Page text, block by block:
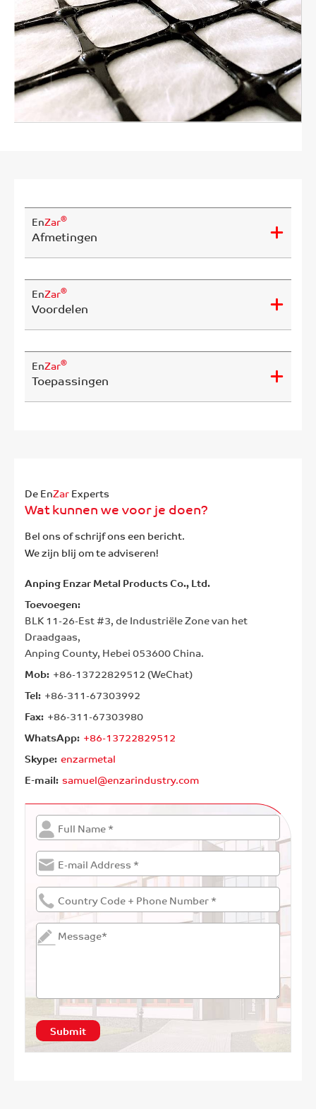
EnZar®
Afmetingen
EnZar®
Voordelen
EnZar®
Toepassingen
De EnZarExperts
Wat kunnen we voor je doen?
Bel ons of schrijf ons een bericht.
We zijn blij om te adviseren!
Anping Enzar Metal Products Co., Ltd.
Toevoegen:
BLK 11-26-Est #3, de Industriële Zone van het
Draadgaas,
Anping County, Hebei 053600 China.
Mob: +86-13722829512 (WeChat)
Tel: +86-311-67303992
Fax: +86-311-67303980
WhatsApp: +86-13722829512
Skype: enzarmetal
E-mail: samuel@enzarindustry.com
Submit